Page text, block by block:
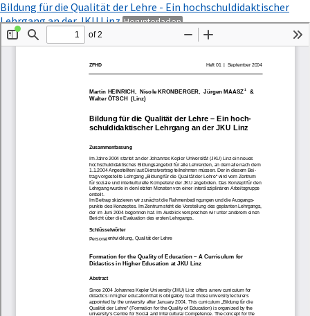
Zu
Artikeldetails
zurückkehren
Bildung für die Qualität der Lehre - Ein hochschuldidaktischer
Lehrgang an der JKU LinzHerunterladenPDF
herunterladen